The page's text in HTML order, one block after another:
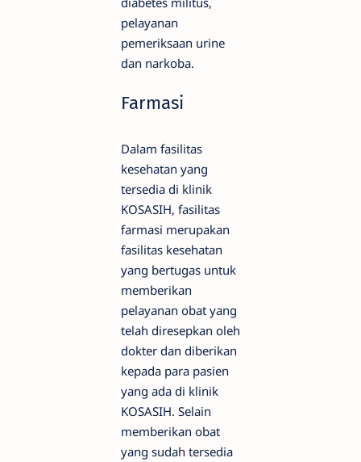
pelayanan
pemeriksaan urine
dan narkoba.
Farmasi
Dalam fasilitas
kesehatan yang
tersedia di klinik
KOSASIH, fasilitas
farmasi merupakan
fasilitas kesehatan
yang bertugas untuk
memberikan
pelayanan obat yang
telah diresepkan oleh
dokter dan diberikan
kepada para pasien
yang ada di klinik
KOSASIH. Selain
memberikan obat
yang sudah tersedia